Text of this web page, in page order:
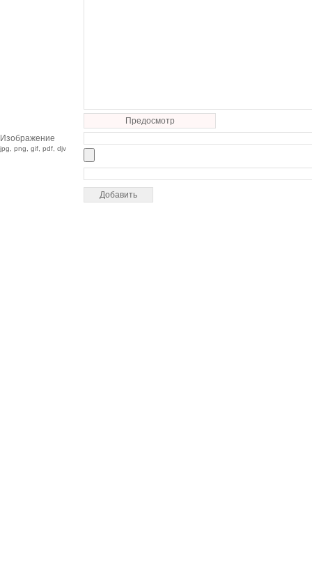
Предосмотр
Изображение
jpg, png, gif, pdf, djv